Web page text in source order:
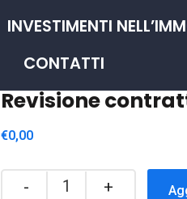
INVESTIMENTI
CONTATTI
Revisione
€0,00